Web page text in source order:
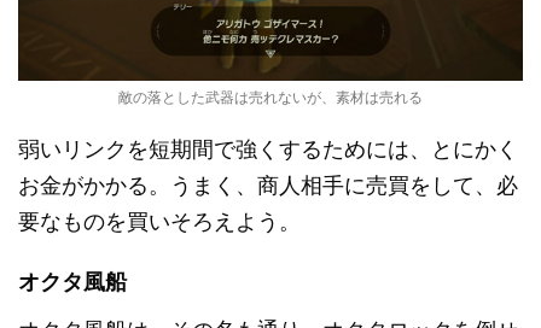
敵の落とした武器は売れないが、素材は売れる
弱いリンクを短期間で強くするためには、とにかく
お金がかかる。うまく、商人相手に売買をして、必
要なものを買いそろえよう。
オクタ風船